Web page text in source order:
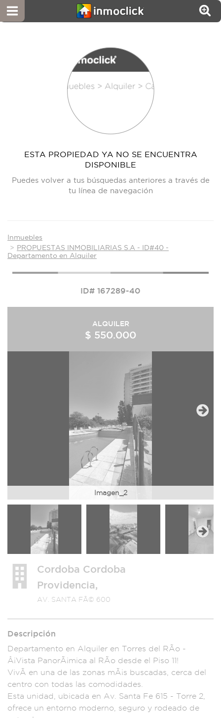
ESTA PROPIEDAD YA NO SE ENCUENTRA
DISPONIBLE
Puedes volver a tus búsquedas anteriores a través de
tu línea de navegación
Inmuebles
PROPUESTAS INMOBILIARIAS S.A - ID#40 -
Departamento en Alquiler
ID# 167289-40
ALQUILER
$ 550.000
Imagen_2
Cordoba Cordoba
Providencia,
AV. SANTA FÃ© 600
Descripción
Departamento en Alquiler en Torres del RÃ­o -
Â¡Vista PanorÃ¡mica al RÃ­o desde el Piso 11!
VivÃ­ en una de las zonas mÃ¡s buscadas, cerca del
centro con todas las comodidades.
Esta unidad, ubicada en Av. Santa Fe 615 - Torre 2,
ofrece un entorno moderno, seguro y rodeado de